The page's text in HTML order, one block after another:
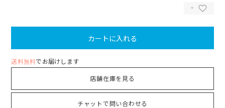
カートに入れる
送料無料でお届けします
店舗在庫を見る
チャットで問い合わせる